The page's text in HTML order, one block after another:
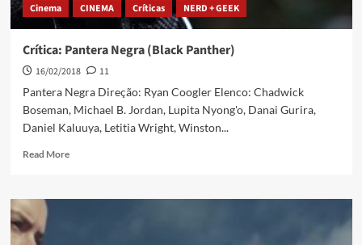
Cinema CINEMA Críticas NERD + GEEK
Crítica: Pantera Negra (Black Panther)
16/02/2018
11
Pantera Negra Direção: Ryan Coogler Elenco: Chadwick
Boseman, Michael B. Jordan, Lupita Nyong'o, Danai Gurira,
Daniel Kaluuya, Letitia Wright, Winston...
Read More